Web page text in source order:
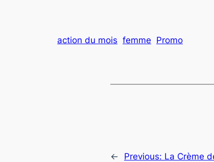
action du mois femme Promo
← Previous: La Crème